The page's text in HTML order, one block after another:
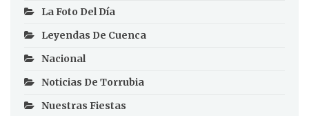
La Foto Del Día
Leyendas De Cuenca
Nacional
Noticias De Torrubia
Nuestras Fiestas